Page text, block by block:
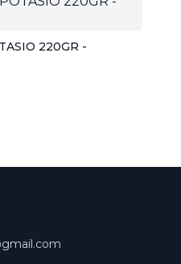
220GR -